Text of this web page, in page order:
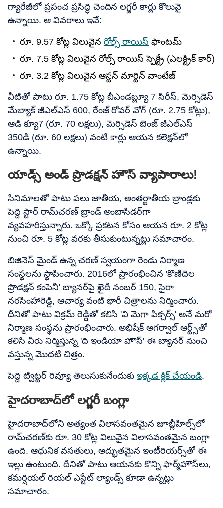
గ్యారేజీలో ప్రపంచ ప్రసిద్ధి చెందిన లగ్జరీ కార్లు కొలువై
ఉన్నాయి. ఆ వివరాలు ఇవే:
రూ. 9.57 కోట్ల విలువైన రోల్స్ రాయిస్ ఫాంటమ్
రూ. 7.5 కోట్ల విలువైన రోల్స్ రాయిస్ స్పెక్ట్రే (ఎలక్ట్రిక్ కార్)
రూ. 3.2 కోట్ల విలువైన ఆస్టన్ మార్టిన్ వాంటేజ్
వీటితో పాటు రూ. 1.75 కోట్ల బీఎండబ్ల్యూ 7 సిరీస్, మెర్సిడెస్
మేబ్యాక్ జీఎల్ఎస్ 600, రేంజ్ రోవర్ వోగ్ (రూ. 2.75 కోట్లు),
ఆడి క్యూ7 (రూ. 70 లక్షలు), మెర్సిడెస్ బెంజ్ జీఎల్ఎస్
350డి (రూ. 60 లక్షలు) వంటి కార్లు ఆయన కలెక్షన్‌లో
ఉన్నాయి.
యాడ్స్ అండ్ ప్రొడక్షన్ హౌస్ వ్యాపారాలు!
సినిమాలతో పాటు పలు జాతీయ, అంతర్జాతీయ బ్రాండ్లకు
పెద్ది స్టార్ రామ్​చరణ్ బ్రాండ్ అంబాసిడర్‌గా
వ్యవహరిస్తున్నారు. ఒక్కో ప్రకటన కోసం ఆయన రూ. 2 కోట్ల
నుంచి రూ. 5 కోట్ల వరకు తీసుకుంటున్నట్లు సమాచారం.
బిజినెస్ మైండ్ ఉన్న చరణ్ స్వయంగా రెండు నిర్మాణ
సంస్థలను స్థాపించారు. 2016లో ప్రారంభించిన 'కొణిదెల
ప్రొడక్షన్ కంపెనీ' బ్యానర్‌పై ఖైదీ నంబర్ 150, సైరా
నరసింహారెడ్డి, ఆచార్య వంటి భారీ చిత్రాలను నిర్మించారు.
దీనితో పాటు విక్రమ్ రెడ్డితో కలిసి 'వి మెగా పిక్చర్స్' అనే మరో
నిర్మాణ సంస్థను ప్రారంభించారు. అభిషేక్ అగర్వాల్ ఆర్ట్స్‌తో
కలిసి వీరు నిర్మిస్తున్న 'ది ఇండియా హౌస్' ఈ బ్యానర్ నుంచి
వస్తున్న మొదటి చిత్రం.
పెద్ది ట్విట్టర్ రివ్యూ తెలుసుకునేందుకు ఇక్కడ క్లిక్​ చేయండి.
హైదరాబాద్‌లో లగ్జరీ బంగ్లా
హైదరాబాద్‌లోని అత్యంత విలాసవంతమైన జూబ్లీహిల్స్‌లో
రామ్​చరణ్‌కు రూ. 30 కోట్ల విలువైన విలాసవంతమైన బంగ్లా
ఉంది. ఆధునిక వసతులు, అద్భుతమైన ఇంటీరియర్స్‌తో ఈ
ఇల్లు ఉంటుంది. దీనితో పాటు ఆయనకు కొన్ని ఫార్మ్‌హౌస్‌లు,
కమర్షియల్ రియల్ ఎస్టేట్ ల్యాండ్స్ కూడా ఉన్నట్లు
సమాచారం.